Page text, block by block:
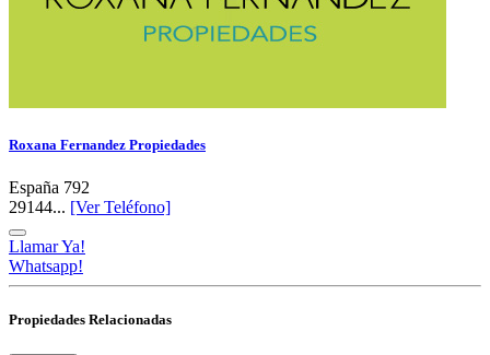
Roxana Fernandez Propiedades
España 792
29144... [Ver Teléfono]
Llamar Ya!
Whatsapp!
Propiedades Relacionadas